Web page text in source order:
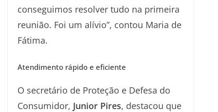
conseguimos resolver tudo na primeira
reunião. Foi um alívio”, contou Maria de
Fátima.
Atendimento rápido e eficiente
O secretário de Proteção e Defesa do
Consumidor, Junior Pires, destacou que